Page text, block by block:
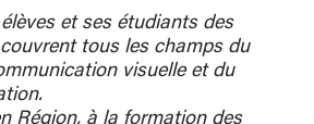
capable of integrating into a
professional landscape. This
is resolutely open to the artistic
projects are launched
national and international
et ses étudiants des
tous les champs du
visuelle et du
Région, à la formation des